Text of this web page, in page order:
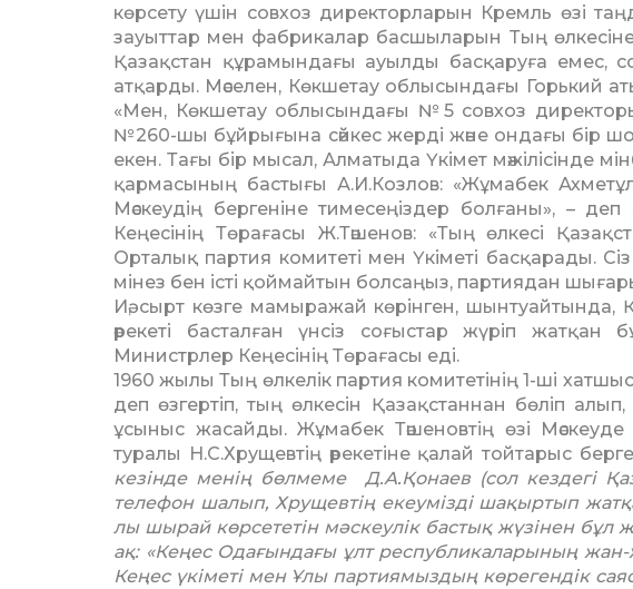
көрсету үшін совхоз директорларын Кремль өзі
зауыттар мен фабрикалар басшыларын Тың
Қазақс­тан құрамындағы ауылды бас­қаруға емес,
атқарды. Мәселен, Көк­шетау облы­сындағы Горький
«Мен, Көк­шетау облысын­дағы №5 совхоз
№260-шы бұйрығына сәйкес жерді және ондағы бір
екен. Тағы бір мысал, Алматыда Үкімет мәжілісінде
қар­масының бастығы А.И.Козлов: «Жұ­ма­бек
Мәскеудің бергеніне тимесеңіздер болғаны», –
Кеңесінің Төрағасы Ж.Тәшенов: «Тың өлкесі
Орталық партия комитеті мен Үкіметі басқарады.
мінез бен істі қоймайтын болсаңыз, партиядан
Иә, сырт көзге мамыражай көрінген, шынтуайтында,
әрекеті бастал­ған үнсіз соғыстар жүріп
Министрлер Кеңесінің Төрағасы еді.
1960 жылы Тың өлкелік партия ко­мите­тінің 1-ші
деп өзгер­тіп, тың өлкесін Қазақстаннан бөліп
ұсыныс жасайды. Жұмабек Тәше­новтің өзі
туралы Н.С.Хру­­­щевтің әрекетіне қалай тойтарыс
кезінде менің бөлмеме Д.А.Қонаев (сол кездегі
телефон шалып, Хрущевтің екеумізді шақыртып
лы шырай көрсететін мәскеулік бас­тық жүзінен бұл
ақ: «Кеңес Ода­ғын­­дағы ұлт республикаларының жан-
Кеңес үкіметі мен Ұлы партия­мыз­­дың көрегендік